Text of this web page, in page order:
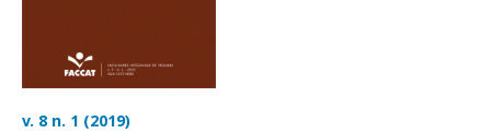
v. 8 n. 1 (2019)